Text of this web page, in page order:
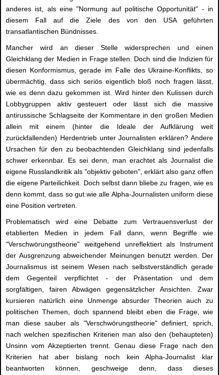
anderes ist, als eine "Normung auf politische Opportunität" - in
diesem Fall auf die Ziele des von den USA geführten
transatlantischen Bündnisses.
Mancher wird an dieser Stelle widersprechen und einen
Gleichklang der Medien in Frage stellen. Doch sind die Indizien für
diesen Konformismus, gerade im Falle des Ukraine-Konflikts, so
übermächtig, dass sich seriös eigentlich bloß noch fragen lässt,
wie es denn dazu gekommen ist. Wird hinter den Kulissen durch
Lobbygruppen aktiv gesteuert oder lässt sich die massive
antirussische Schlagseite der Kommentare in den großen Medien
allein mit einem (hinter die Ideale der Aufklärung weit
zurückfallenden) Herdentrieb unter Journalisten erklären? Andere
Ursachen für den zu beobachtenden Gleichklang sind jedenfalls
schwer erkennbar. Es sei denn, man erachtet als Journalist die
eigene Russlandkritik als "objektiv geboten", erklärt also ganz offen
die eigene Parteilichkeit. Doch selbst dann bliebe zu fragen, wie es
denn kommt, dass so gut wie alle Alpha-Journalisten uniform diese
eine Position vertreten.
Problematisch wird eine Debatte zum Vertrauensverlust der
etablierten Medien in jedem Fall dann, wenn Begriffe wie
"Verschwörungstheorie" weitgehend unreflektiert als Instrument
der Ausgrenzung abweichender Meinungen benutzt werden. Der
Journalismus ist seinem Wesen nach selbstverständlich gerade
dem Gegenteil verpflichtet - der Präsentation und dem
sorgfältigen, fairen Abwägen gegensätzlicher Ansichten. Zwar
kursieren natürlich eine Unmenge absurder Theorien auch zu
politischen Themen, doch spannend bleibt eben die Frage, wie
man diese sauber als "Verschwörungstheorie" definiert, sprich,
nach welchen spezifischen Kriterien man also den (behaupteten)
Unsinn vom Akzeptierten trennt. Genau diese Frage nach den
Kriterien hat aber bislang noch kein Alpha-Journalist klar
beantworten können, geschweige denn, dass dieses